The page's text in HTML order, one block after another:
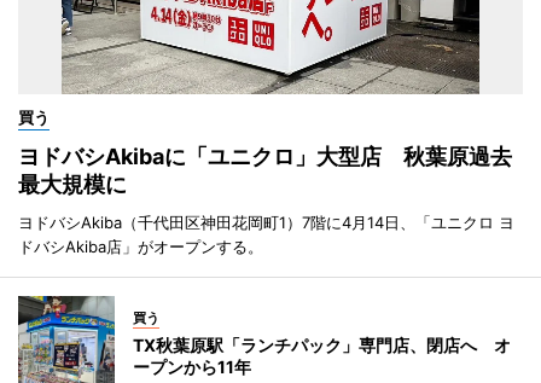
買う
ヨドバシAkibaに「ユニクロ」大型店 秋葉原過去
最大規模に
ヨドバシAkiba（千代田区神田花岡町1）7階に4月14日、「ユニクロ ヨ
ドバシAkiba店」がオープンする。
買う
TX秋葉原駅「ランチパック」専門店、閉店へ オ
ープンから11年